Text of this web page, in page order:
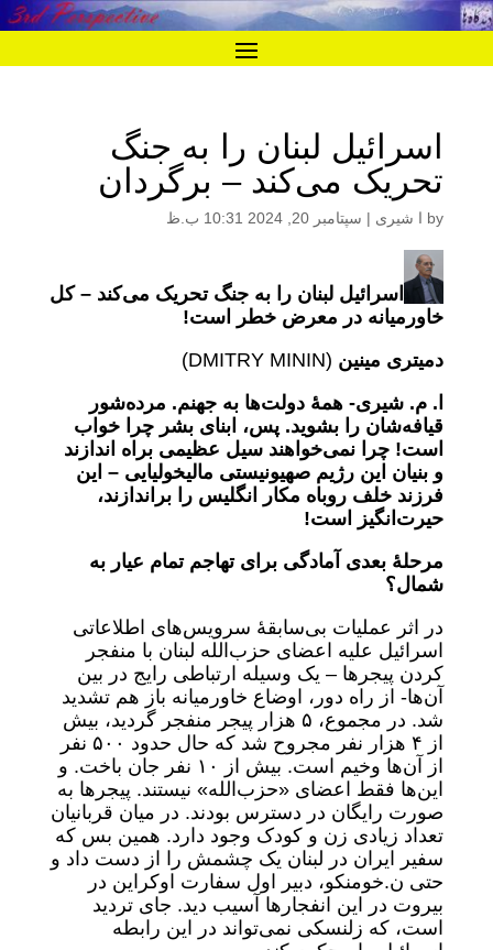
اسرائیل لبنان را به جنگ
تحریک می‌کند – برگردان
by ا شیری | سپتامبر 20, 2024 10:31 ب.ظ
اسرائیل لبنان را به جنگ تحریک می‌کند –کل
خاورمیانه در معرض خطر است!
دمیتری مینین (DMITRY MININ)
ا. م. شیری- همۀ دولت‌ها به جهنم. مرده‌شور
قیافه‌شان را بشوید. پس، ابنای بشر چرا خواب
است! چرا نمی‌خواهند سیل عظیمی براه اندازند
و بنیان این رژیم صهیونیستی مالیخولیایی – این
فرزند خلف روباه مکار انگلیس را براندازند،
حیرت‌انگیز است!
مرحلۀ بعدی آمادگی برای تهاجم تمام عیار به
شمال؟
در اثر عملیات بی‌سابقۀ سرویس‌های اطلاعاتی
اسرائیل علیه اعضای حزب‌الله لبنان با منفجر
کردن پیجرها – یک وسیله ارتباطی رایج در بین
آن‌ها- از راه دور، اوضاع خاورمیانه باز هم تشدید
شد. در مجموع، ۵ هزار پیجر منفجر گردید، بیش
از ۴ هزار نفر مجروح شد که حال حدود ۵٠٠ نفر
از آن‌ها وخیم است. بیش از ١٠ نفر جان باخت. و
این‌ها فقط اعضای «حزب‌الله» نیستند. پیجرها به
صورت رایگان در دسترس بودند. در میان قربانیان
تعداد زیادی زن و کودک وجود دارد. همین بس که
سفیر ایران در لبنان یک چشمش را از دست داد و
حتی ن.خومنکو، دبیر اول سفارت اوکراین در
بیروت در این انفجارها آسیب دید. جای تردید
است، که زلنسکی نمی‌تواند در این رابطه